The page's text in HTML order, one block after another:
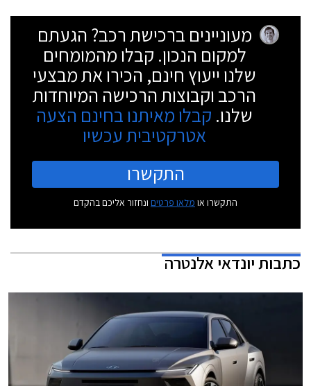
מעוניינים ברכישת רכב? הגעתם
למקום הנכון. קבלו מהמומחים
שלנו ייעוץ חינם, הכירו את מבצעי
הרכב וקבוצות הרכישה המיוחדות
שלנו. קבלו מאיתנו בחינם הצעה
אטרקטיבית עכשיו
התקשרו
התקשרו או מלאו פרטים ונחזור אליכם בהקדם
כתבותיונדאי אלנטרה